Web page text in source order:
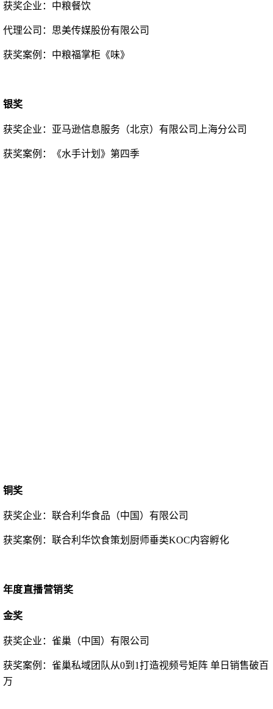
获奖企业： 中粮餐饮
代理公司：思美传媒股份有限公司
获奖案例： 中粮福掌柜《味》
银奖
获奖企业： 亚马逊信息服务（北京）有限公司上海分公司
获奖案例： 《水手计划》第四季
铜奖
获奖企业： 联合利华食品（中国）有限公司
获奖案例： 联合利华饮食策划厨师垂类KOC内容孵化
年度直播营销奖
金奖
获奖企业： 雀巢（中国）有限公司
获奖案例： 雀巢私域团队从0到1打造视频号矩阵 单日销售破百
万